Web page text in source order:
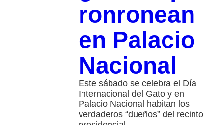
ronronean
en Palacio
Nacional
Este sábado se celebra el Día
Internacional del Gato y en
Palacio Nacional habitan los
verdaderos “dueños” del recinto